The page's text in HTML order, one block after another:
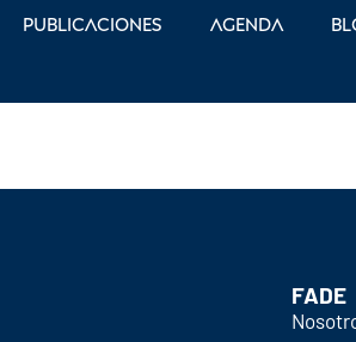
Publicaciones Agenda
FADE